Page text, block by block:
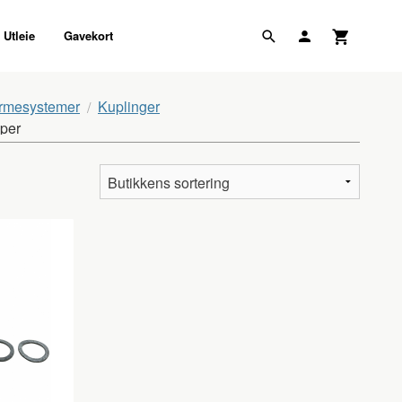
Utleie Gavekort
Kuplinger